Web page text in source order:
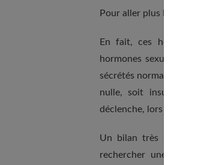
Pour aller plus loin, nous
En fait, ces
hormones sexuelles. Le
sécrétés normalement,
nulle, soit insuffisante.
déclenche, lors de sa
Un bilan très simple –
rechercher une